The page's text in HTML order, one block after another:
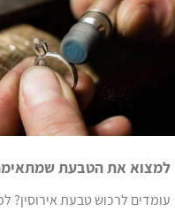
למצוא את הטבעת
עומדים לרכוש טבעת אירוסין?